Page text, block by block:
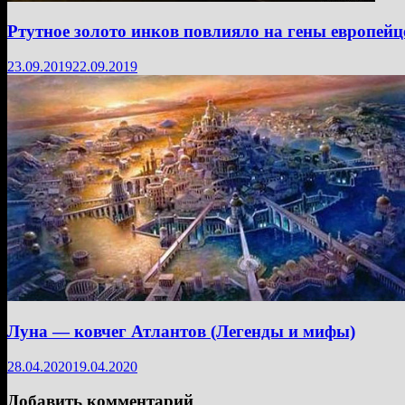
Ртутное золото инков повлияло на гены
23.09.201922.09.2019
Луна — ковчег Атлантов (Легенды и мифы)
28.04.202019.04.2020
Добавить комментарий